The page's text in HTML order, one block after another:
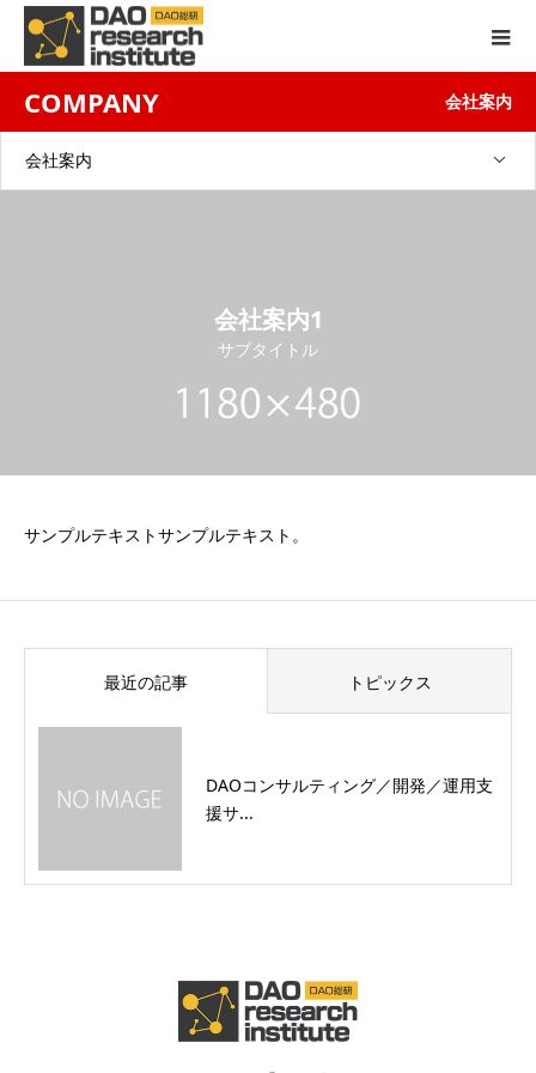
COMPANY 会社案内
会社案内
会社案内1
サブタイトル
サンプルテキストサンプルテキスト。
最近の記事 トピックス
DAOコンサルティング／開発／運用支
援サ...